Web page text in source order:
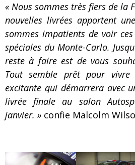
« Nous sommes très fiers de la
nouvelles livrées apportent
sommes impatients de voir
spéciales du Monte-Carlo.
reste à faire est de vous
Tout semble prêt pour vivre
excitante qui démarrera avec
livrée finale au salon
janvier. » confie Malcolm